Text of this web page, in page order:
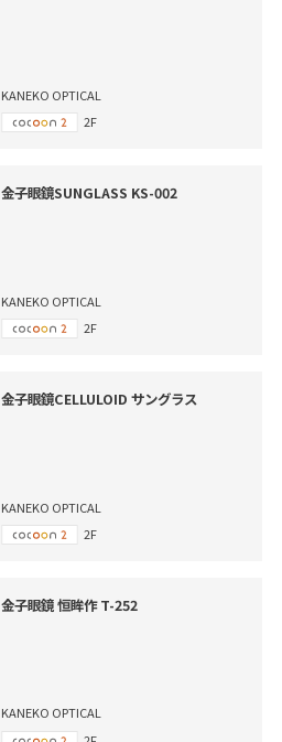
KANEKO OPTICAL
2F
金子眼鏡SUNGLASS KS-002
KANEKO OPTICAL
2F
金子眼鏡CELLULOID サングラス
KANEKO OPTICAL
2F
金子眼鏡 恒眸作 T-252
KANEKO OPTICAL